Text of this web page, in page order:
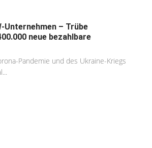
Unternehmen – Trübe
neue bezahlbare
Pandemie und des Ukraine-Kriegs